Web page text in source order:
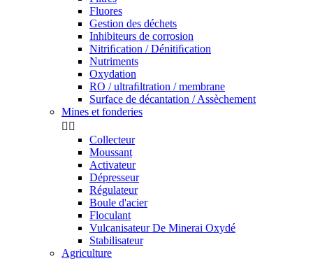
Fluores
Gestion des déchets
Inhibiteurs de corrosion
Nitriﬁcation / Dénitiﬁcation
Nutriments
Oxydation
RO / ultraﬁltration / membrane
Surface de décantation / Assèchement
Mines et fonderies
 
Collecteur
Moussant
Activateur
Dépresseur
Régulateur
Boule d'acier
Floculant
Vulcanisateur De Minerai Oxydé
Stabilisateur
Agriculture